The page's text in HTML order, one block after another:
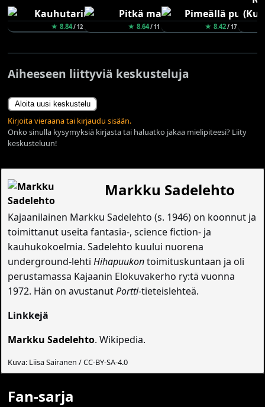
★ 8.84/ 12 ★ 8.64/ 11 ★ 8.42/ 17
Aiheeseen liittyviä keskusteluja
Aloita uusi keskustelu
Kirjoita vieraana tai kirjaudu sisään.
Onko sinulla kysymyksiä kirjasta tai haluatko jakaa mielipiteesi? Liity
keskusteluun!
Markku Sadelehto
Kajaanilainen Markku Sadelehto (s. 1946) on koonnut ja
toimittanut useita fantasia-, science fiction- ja
kauhukokoelmia. Sadelehto kuului nuorena
underground-lehtiHihapuukontoimituskuntaan ja oli
perustamassa Kajaanin Elokuvakerho ry:tä vuonna
1972. Hän on avustanutPortti-tieteislehteä.
Linkkejä
Markku Sadelehto. Wikipedia.
Kuva: Liisa Sairanen / CC-BY-SA-4.0
Fan-sarja